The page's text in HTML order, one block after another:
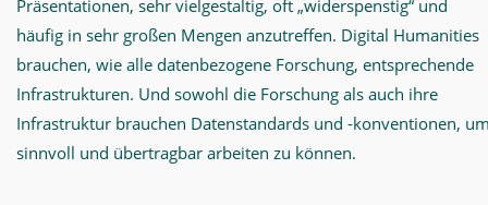
Präsentationen, sehr vielgestaltig, oft „widerspenstig“ und
häufig in sehr großen Mengen anzutreffen. Digital Humanities
brauchen, wie alle datenbezogene Forschung, entsprechende
Infrastrukturen. Und sowohl die Forschung als auch ihre
Infrastruktur brauchen Datenstandards und -konventionen,
sinnvoll und übertragbar arbeiten zu können.